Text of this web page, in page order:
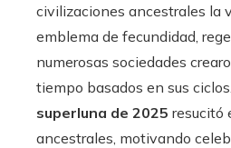
civilizaciones ancestrales la
emblema de fecundidad,
numerosas sociedades
tiempo basados en sus
superluna de 2025 resucitó
ancestrales, motivando